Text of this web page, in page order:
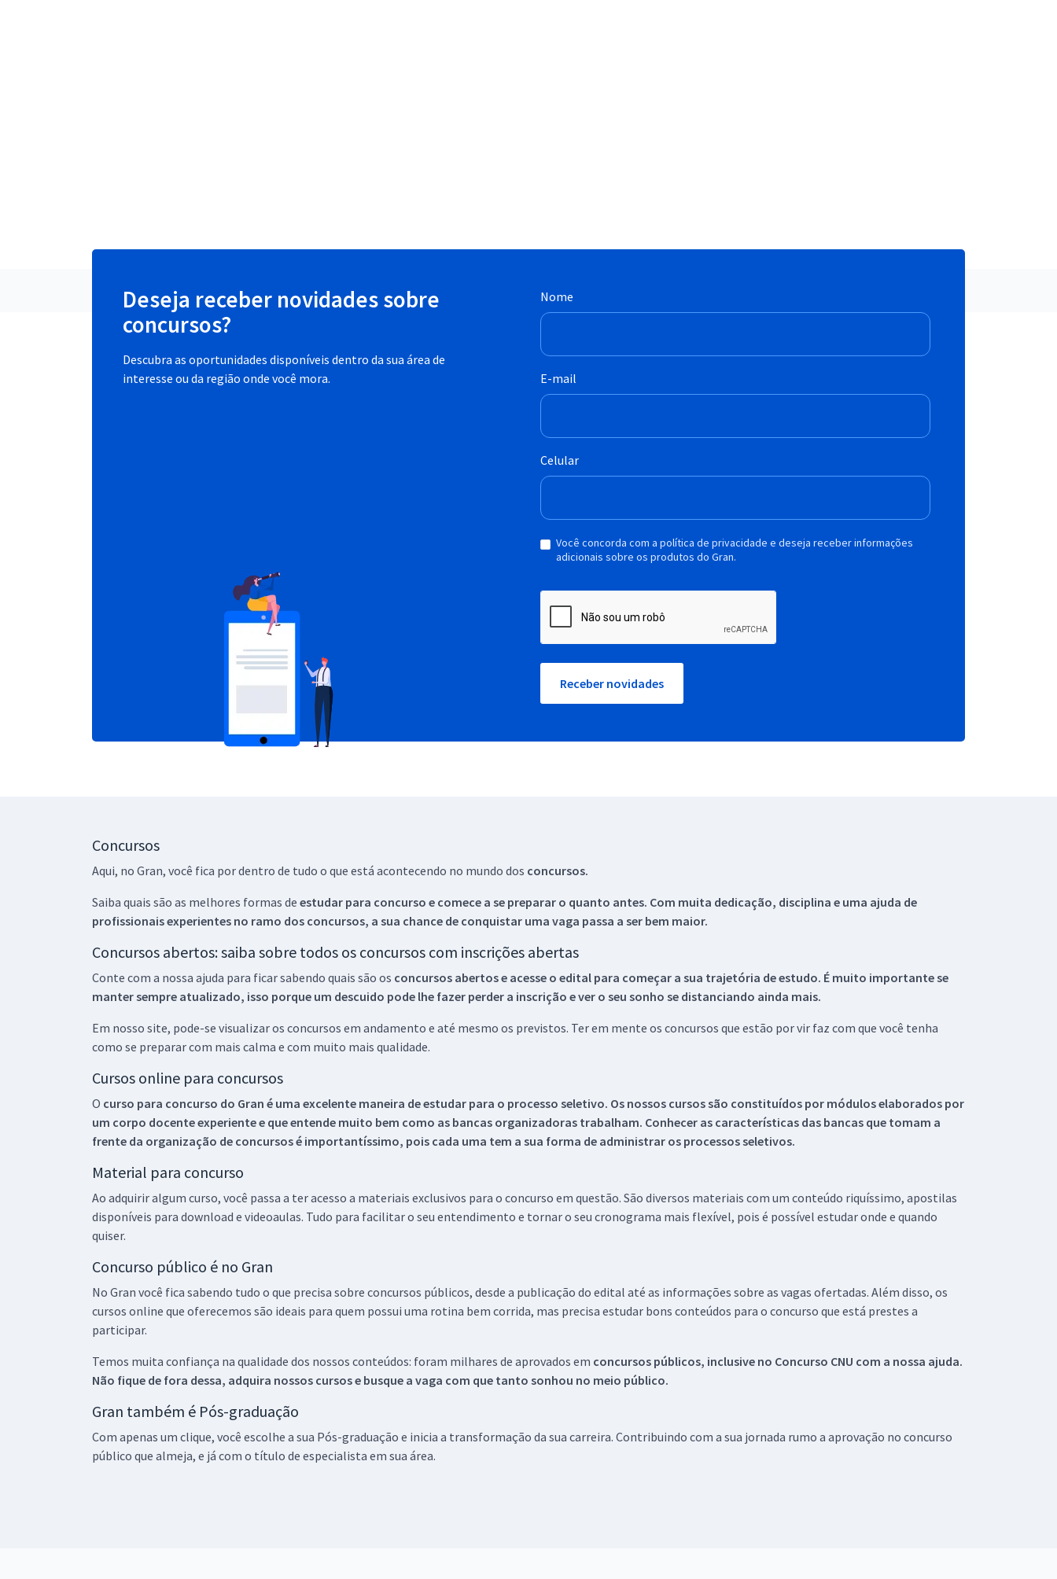
Deseja receber novidades sobre
concursos?
Descubra as oportunidades disponíveis dentro da sua área de
interesse ou da região onde você mora.
Nome
E-mail
Celular
Você concorda com a política de privacidade e deseja receber informações
adicionais sobre os produtos do Gran.
Receber novidades
Concursos
Aqui, no Gran, você fica por dentro de tudo o que está acontecendo no mundo dos concursos.
Saiba quais são as melhores formas de estudar para concurso e comece a se preparar o quanto antes. Com muita dedicação, disciplina e uma ajuda de
profissionais experientes no ramo dos concursos, a sua chance de conquistar uma vaga passa a ser bem maior.
Concursos abertos: saiba sobre todos os concursos com inscrições abertas
Conte com a nossa ajuda para ficar sabendo quais são os concursos abertos e acesse o edital para começar a sua trajetória de estudo. É muito importante se
manter sempre atualizado, isso porque um descuido pode lhe fazer perder a inscrição e ver o seu sonho se distanciando ainda mais.
Em nosso site, pode-se visualizar os concursos em andamento e até mesmo os previstos. Ter em mente os concursos que estão por vir faz com que você tenha
como se preparar com mais calma e com muito mais qualidade.
Cursos online para concursos
O curso para concurso do Gran é uma excelente maneira de estudar para o processo seletivo. Os nossos cursos são constituídos por módulos elaborados por
um corpo docente experiente e que entende muito bem como as bancas organizadoras trabalham. Conhecer as características das bancas que tomam a
frente da organização de concursos é importantíssimo, pois cada uma tem a sua forma de administrar os processos seletivos.
Material para concurso
Ao adquirir algum curso, você passa a ter acesso a materiais exclusivos para o concurso em questão. São diversos materiais com um conteúdo riquíssimo, apostilas
disponíveis para download e videoaulas. Tudo para facilitar o seu entendimento e tornar o seu cronograma mais flexível, pois é possível estudar onde e quando
quiser.
Concurso público é no Gran
No Gran você fica sabendo tudo o que precisa sobre concursos públicos, desde a publicação do edital até as informações sobre as vagas ofertadas. Além disso, os
cursos online que oferecemos são ideais para quem possui uma rotina bem corrida, mas precisa estudar bons conteúdos para o concurso que está prestes a
participar.
Temos muita confiança na qualidade dos nossos conteúdos: foram milhares de aprovados em concursos públicos, inclusive no Concurso CNU com a nossa ajuda.
Não fique de fora dessa, adquira nossos cursos e busque a vaga com que tanto sonhou no meio público.
Gran também é Pós-graduação
Com apenas um clique, você escolhe a sua Pós-graduação e inicia a transformação da sua carreira. Contribuindo com a sua jornada rumo a aprovação no concurso
público que almeja, e já com o título de especialista em sua área.